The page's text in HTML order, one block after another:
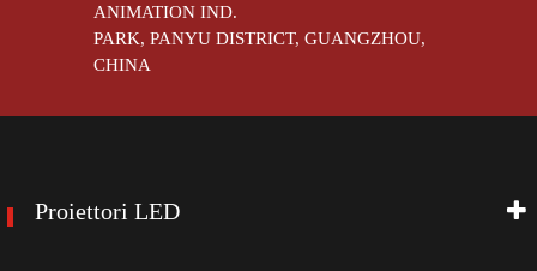
ANIMATION IND.
PARK, PANYU DISTRICT, GUANGZHOU,
CHINA
Proiettori LED